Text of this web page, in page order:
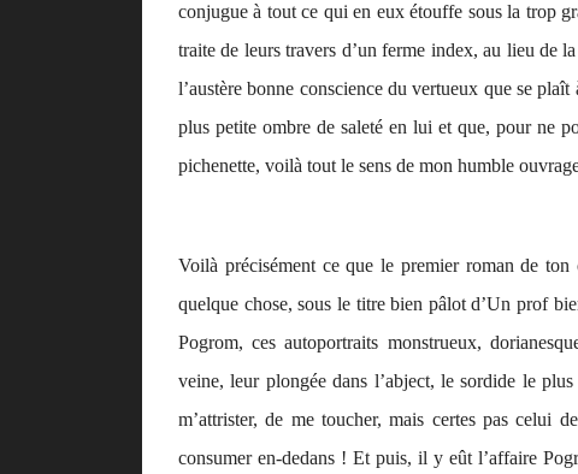
conjugue à tout ce qui en eux étouffe sous la trop
traite de leurs travers d’un ferme index, au lieu de
l’austère bonne conscience du vertueux que se
plus petite ombre de saleté en lui et que, pour ne
pichenette, voilà tout le sens de mon humble
Voilà précisément ce que le premier roman de ton
quelque chose, sous le titre bien pâlot d’Un prof
Pogrom, ces autoportraits monstrueux,
veine, leur plongée dans l’abject, le sordide le
m’attrister, de me toucher, mais certes pas celui
consumer en-dedans ! Et puis, il y eût l’affaire